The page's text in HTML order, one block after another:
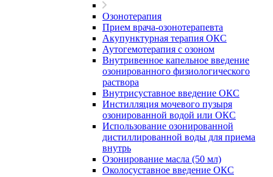
Озонотерапия
Прием врача-озонотерапевта
Акупунктурная терапия ОКС
Аутогемотерапия с озоном
Внутривенное капельное введение
озонированного физиологического
раствора
Внутрисуставное введение ОКС
Инстилляция мочевого пузыря
озонированной водой или ОКС
Использование озонированной
дистиллированной воды для приема
внутрь
Озонирование масла (50 мл)
Околосуставное введение ОКС